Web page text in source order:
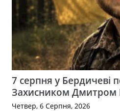
7 серпня у Бердичеві
Захисником Дмитром
Четвер, 6 Серпня, 2026